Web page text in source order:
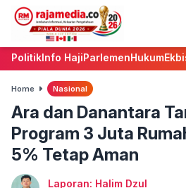
PolitikInfo HajiParlemenHukum
Home Nasional
Ara dan Danantara
Program 3 Juta
5% Tetap Aman
Laporan: Halim Dzul